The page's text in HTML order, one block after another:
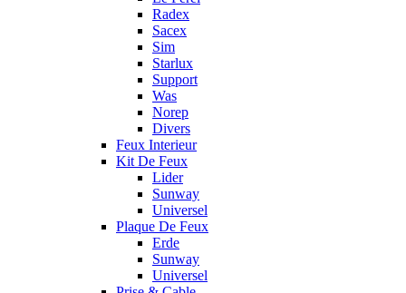
Radex
Sacex
Sim
Starlux
Support
Was
Norep
Divers
Feux Interieur
Kit De Feux
Lider
Sunway
Universel
Plaque De Feux
Erde
Sunway
Universel